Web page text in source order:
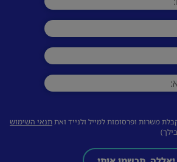
משרות ופרסומות למייל ולנייד ואתתנאי השימוש